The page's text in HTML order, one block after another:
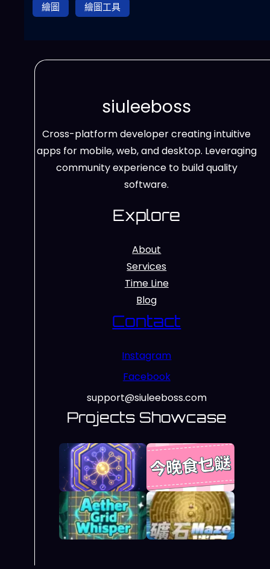
繪圖
繪圖工具
siuleeboss
Cross-platform developer creating intuitive
apps for mobile, web, and desktop. Leveraging
community experience to build quality
software.
Explore
About
Services
Time Line
Blog
Contact
Instagram
Facebook
support@siuleeboss.com
Projects Showcase